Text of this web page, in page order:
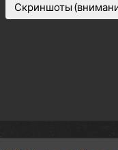
Скриншоты